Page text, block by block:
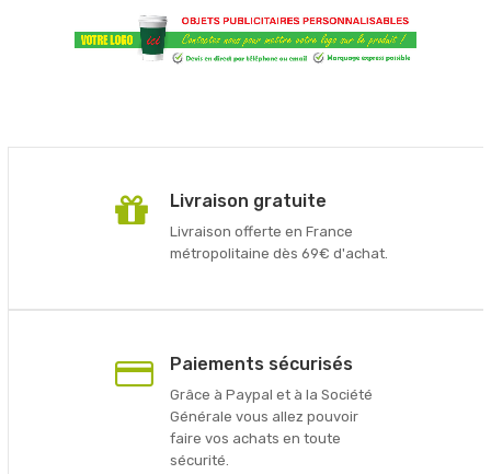
Livraison gratuite
Livraison offerte en France
métropolitaine dès 69€ d'achat.
Paiements sécurisés
Grâce à Paypal et à la Société
Générale vous allez pouvoir
faire vos achats en toute
sécurité.